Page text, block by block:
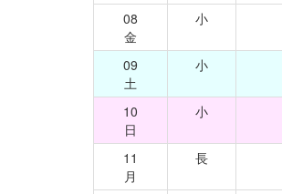
08
金
小
09
土
小
10
日
小
11
月
長